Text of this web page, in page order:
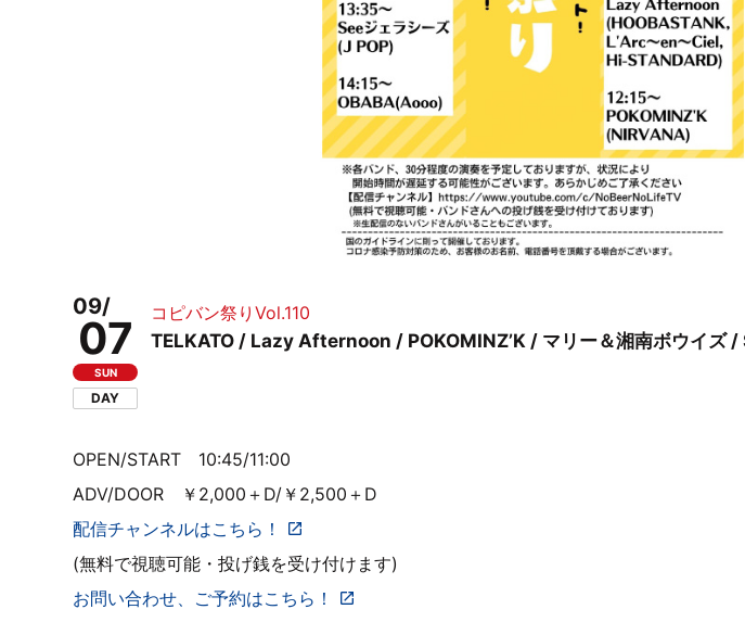
09/
07
SUN
DAY
コピバン祭りVol.110
TELKATO / Lazy Afternoon / POKOMINZ’K / マリー＆湘南ボウイズ /
OPEN/START 10:45/11:00
ADV/DOOR ￥2,000＋D/￥2,500＋D
配信チャンネルはこちら！
(無料で視聴可能・投げ銭を受け付けます)
お問い合わせ、ご予約はこちら！